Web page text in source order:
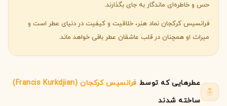
حس و خاطره‌ای ماندگار به جای بگذارند.
فرانسیس کرکجان نماد هنر، خلاقیت و کیفیت در دنیای عطر است و
میراث او همچنان در قلب عاشقان عطر باقی خواهد ماند.
عطرهایی که توسط فرانسیس کرکجان (Francis Kurkdjian)
ساخته شدند